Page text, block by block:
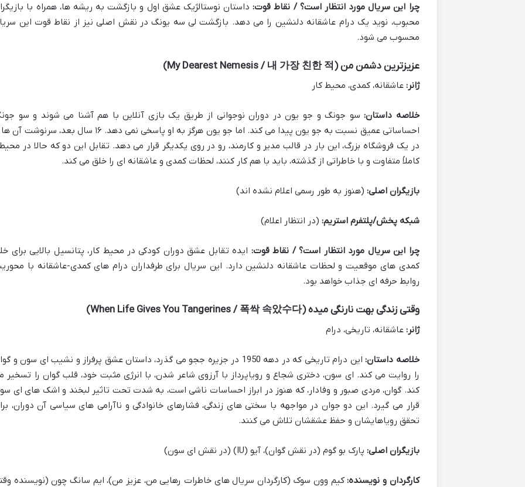
چرا این سریال مورد انتظار است؟ / نقاط قوت:داستان نوستالژیک عشق اول و بازگشت به ریشه ها، همراه با
محبوب، نوید یک درام عاشقانه دلنشین را می دهد. بازگشت لی سه یونگ در نقش اصلی نیز از نقاط قوت این
محسوب می شود.
عزیزترین دشمن من (My Dearest Nemesis / 내 가장 친한 적)
ژانر: عاشقانه، کمدی، محیط کار
خلاصه داستان:سو جونگ و جو یون در دوران نوجوانی از طریق یک بازی آنلاین با هم آشنا می شوند و سو
احساساتی عمیق نسبت به جو یون پیدا می کند. اما جو یون هرگز به او پاسخی نمی دهد. ۱۶ سال بعد، سرنوشت
در یک فروشگاه بزرگ، این بار در قالب مدیر و کارمند، رو در روی یکدیگر قرار می دهد. تقابل این دو که حالا در
کاملاً متفاوت و با خاطراتی از گذشته، باید با هم کار کنند، لحظات کمدی و عاشقانه ای را خلق می کند.
بازیگران اصلی: (هنوز به طور رسمی اعلام نشده اند)
شبکه پخش/پلتفرم استریم: (در انتظار اعلام)
چرا این سریال مورد انتظار است؟ / نقاط قوت: ایده تقابل عشق دوران کودکی در محیط کار، پتانسیل بالایی برای
کمدی های موقعیت و لحظات عاشقانه دلنشین دارد. این سریال برای طرفداران درام های کمدی-عاشقانه با
روابط حرفه ای جذاب خواهد بود.
وقتی زندگی بهت نارنگی میده (When Life Gives You Tangerines / 폭싹 속았수다)
ژانر: عاشقانه، تاریخی، درام
خلاصه داستان:
این درام تاریخی که در دهه 1950 در جزیره ججو می گذرد، داستان عشق پرفراز و نشیب ای سون و
را روایت می کند. ای سون، دختری شجاع و رویاپرداز با آرزوی شاعر شدن، با انرژی مثبت خود، قلب گوان را تسخیر
کند. گوان، مردی صبور و وفادار، که هنوز در ابراز احساسات ناشی است، به شدت تحت تاثیر لبخند و اشک های ای
قرار می گیرد. این دو جوان در مواجهه با سختی های زندگی، فشارهای خانوادگی و ناآرامی های سیاسی آن دوران،
تحقق رویاهایشان و حفظ عشقشان تلاش می کنند.
بازیگران اصلی: پارک بو گوم (در نقش گوان)، آیو (IU) (در نقش ای سون)
کارگردان و نویسنده:کیم وون سوک (کارگردان سریال های خاطرات رهایی من، عزیز من)، ایم سانگ چون (نویسنده